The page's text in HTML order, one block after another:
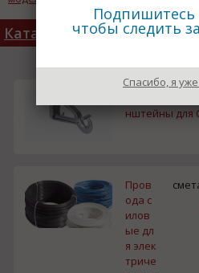
Каталог товаров
нштейны для
Пров
ода с
илов
ые дл
я элек
триче
Подпишитесь
чтобы следить
Спасибо, я